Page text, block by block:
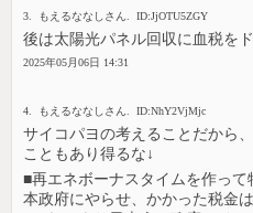
3. もえるななしさん. ID:JjOTU5ZGY
後は太陽光パネル回収に血税を
2025年05月06日 14:31
4. もえるななしさん. ID:NhY2VjMjc
サイコパヨの考えることだから
こともあり得るな↓
■再エネボーナスタイムを作っ
本政府にやらせ、かかった税金は